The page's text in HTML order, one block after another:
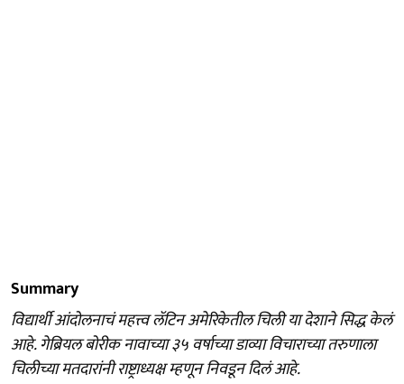
Summary
विद्यार्थी आंदोलनाचं महत्त्व लॅटिन अमेरिकेतील चिली या देशाने सिद्ध केलं
आहे. गेब्रियल बोरीक नावाच्या ३५ वर्षाच्या डाव्या विचाराच्या तरुणाला
चिलीच्या मतदारांनी राष्ट्राध्यक्ष म्हणून निवडून दिलं आहे.